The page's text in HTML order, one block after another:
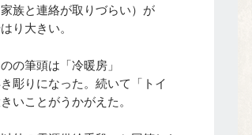
族と連絡が取りづらい）が
り大きい。
の筆頭は「冷暖房」
彫りになった。続いて「トイ
いことがうかがえた。